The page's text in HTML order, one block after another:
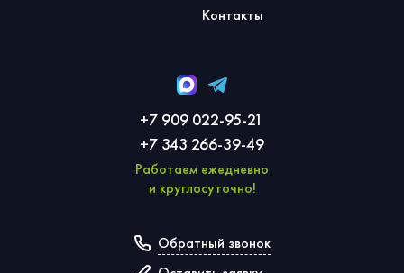
Контакты
+7 909 022-95-21
+7 343 266-39-49
Работаем ежедневно
и круглосуточно!
Обратный звонок